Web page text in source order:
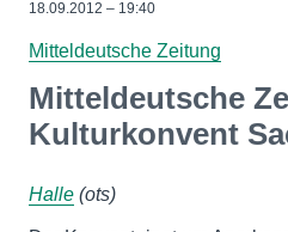
18.09.2012 – 19:40
Mitteldeutsche Zeitung
Mitteldeutsche
Kulturkonvent
Halle (ots)